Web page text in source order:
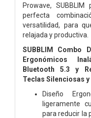
Prowave,
perfecta
versatilidad, para
relajada y productiva.
SUBBLIM Combo
Ergonómicos
Bluetooth 5.3 y
Teclas Silenciosas
Diseño
ligeramente
para reducir la